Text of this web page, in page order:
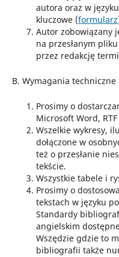
autora oraz w
kluczowe (formularz
Autor zobowiązany
na przesłanym
przez redakcję
B. Wymagania techniczne
Prosimy o
Microsoft Word,
Wszelkie wykresy,
dołączone w
też o przesłanie
tekście.
Wszystkie tabele i
Prosimy o
tekstach w języku
Standardy
angielskim
Wszędzie gdzie to
bibliografii także